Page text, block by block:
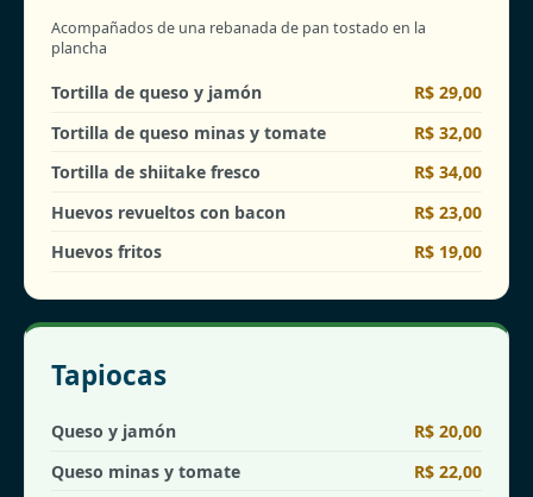
Acompañados de una rebanada de pan tostado en la
plancha
Tortilla de queso y jamón
R$ 29,00
Tortilla de queso minas y tomate
R$ 32,00
Tortilla de shiitake fresco
R$ 34,00
Huevos revueltos con bacon
R$ 23,00
Huevos fritos
R$ 19,00
Tapiocas
Queso y jamón
R$ 20,00
Queso minas y tomate
R$ 22,00